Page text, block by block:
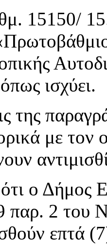
15150/
ισχύει.
της
με τον
ο Δήμος
παρ. 2 του
επτά